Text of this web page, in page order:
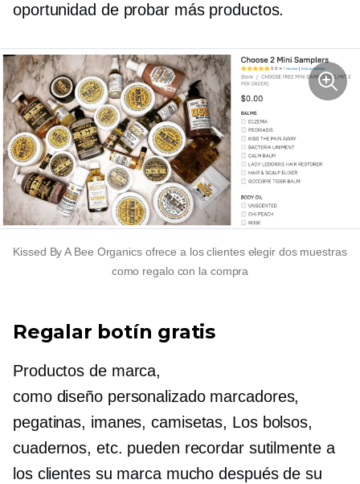
oportunidad de probar más productos.
Kissed By A Bee Organics ofrece a los clientes elegir dos muestras
como regalo con la compra
Regalar botín gratis
Productos de marca,
como diseño personalizadomarcadores,
pegatinas, imanes,camisetas, Los bolsos,
cuadernos, etc. pueden recordar sutilmente a
los clientes su marca mucho después de su